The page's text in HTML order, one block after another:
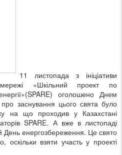
11 листопада з ініціативи
мережі «Шкільний проект по
оголошено Днем
заснування цього свята було
на що проходив у Казахстані
SPARE. А вже в листопаді
День енергозбереження. Це свято
оскільки взяти участь у проекті